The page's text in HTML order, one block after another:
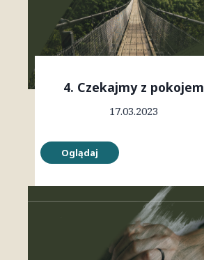
4. Czekajmy z pokojem
17.03.2023
Oglądaj